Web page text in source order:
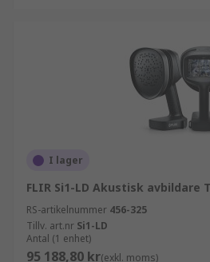
I lager
FLIR Si1-LD Akustisk avbildare
RS-artikelnummer 456-325
Tillv. art.nr Si1-LD
Antal (1 enhet)
95 188,80 kr(exkl. moms)